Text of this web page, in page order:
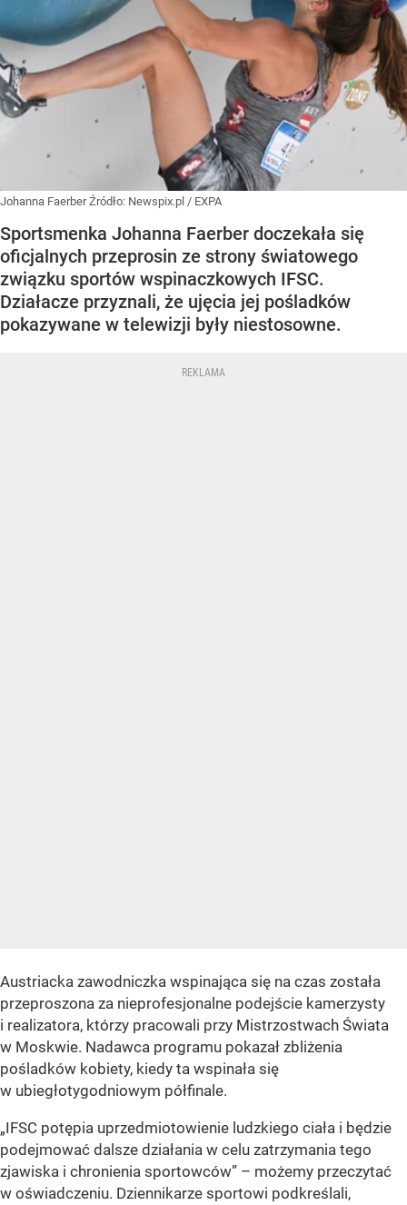
Johanna FaerberŹródło: Newspix.pl / EXPA
Sportsmenka Johanna Faerber doczekała się
oficjalnych przeprosin ze strony światowego
związku sportów wspinaczkowych IFSC.
Działacze przyznali, że ujęcia jej pośladków
pokazywane w telewizji były niestosowne.
Austriacka zawodniczka wspinająca się na czas została
przeproszona za nieprofesjonalne podejście kamerzysty
i realizatora, którzy pracowali przy Mistrzostwach Świata
w Moskwie. Nadawca programu pokazał zbliżenia
pośladków kobiety, kiedy ta wspinała się
w ubiegłotygodniowym półfinale.
„IFSC potępia uprzedmiotowienie ludzkiego ciała i będzie
podejmować dalsze działania w celu zatrzymania tego
zjawiska i chronienia sportowców” – możemy przeczytać
w oświadczeniu. Dziennikarze sportowi podkreślali,